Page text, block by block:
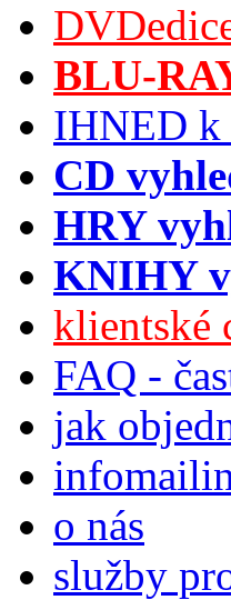
BLU-
IHNED k
CD
HRY
KNIHY
klientské
FAQ -
jak
o nás
služby